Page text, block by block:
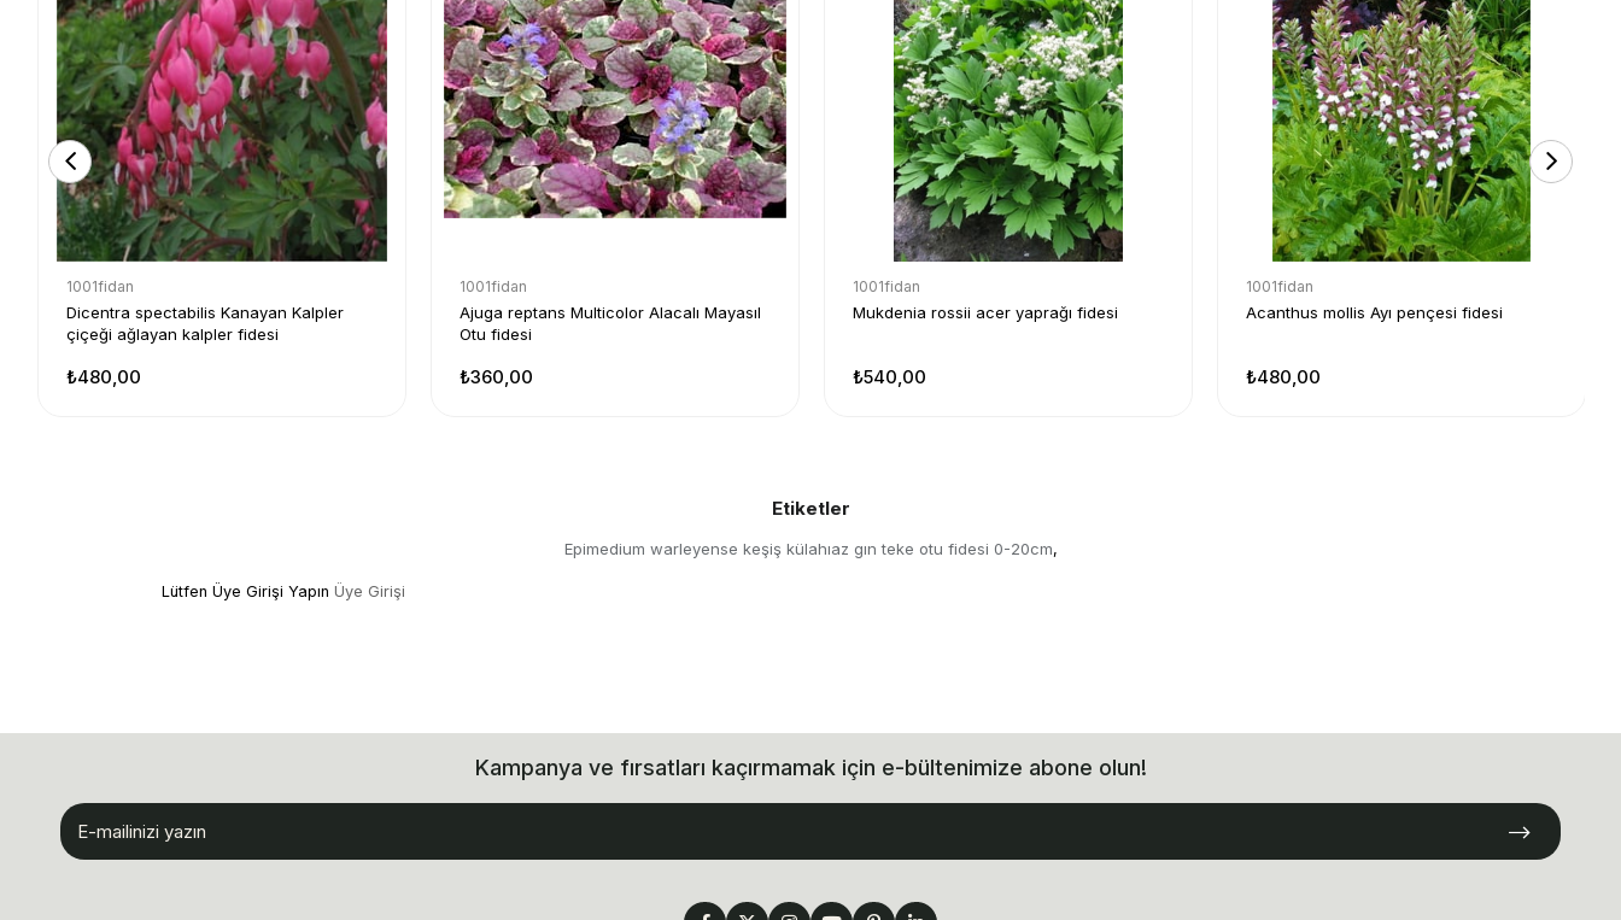
1001fidan
Dicentra spectabilis Kanayan Kalpler
çiçeği ağlayan kalpler fidesi
₺480,00
1001fidan
Ajuga reptans Multicolor Alacalı Mayasıl
Otu fidesi
₺360,00
1001fidan
Mukdenia rossii acer yaprağı fidesi
₺540,00
1001fidan
Acanthus mollis Ayı pençesi fidesi
₺480,00
Etiketler
Epimedium warleyense keşiş külahıaz gın teke otu fidesi 0-20cm,
Lütfen Üye Girişi Yapın Üye Girişi
Kampanya ve fırsatları kaçırmamak için e-bültenimize abone olun!